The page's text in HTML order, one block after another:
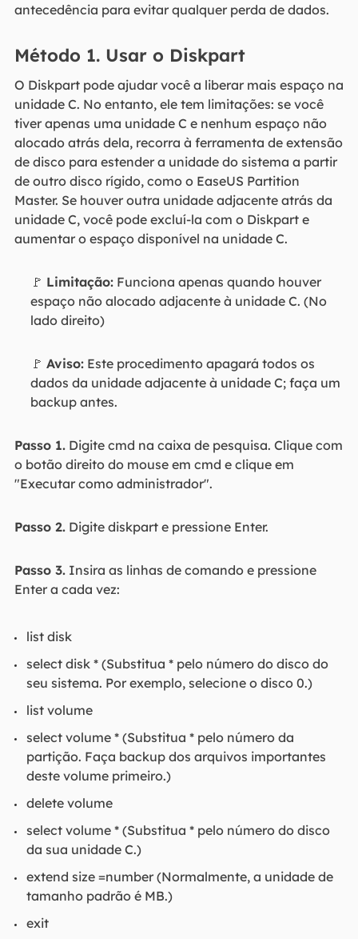
antecedência para evitar qualquer perda de dados.
Método 1. Usar o Diskpart
O Diskpart pode ajudar você a liberar mais espaço na
unidade C. No entanto, ele tem limitações: se você
tiver apenas uma unidade C e nenhum espaço não
alocado atrás dela, recorra à ferramenta de extensão
de disco para estender a unidade do sistema a partir
de outro disco rígido, como o EaseUS Partition
Master. Se houver outra unidade adjacente atrás da
unidade C, você pode excluí-la com o Diskpart e
aumentar o espaço disponível na unidade C.
🚩 Limitação:Funciona apenas quando houver
espaço não alocado adjacente à unidade C. (No
lado direito)
🚩 Aviso:Este procedimento apagará todos os
dados da unidade adjacente à unidade C; faça um
backup antes.
Passo 1.Digite cmd na caixa de pesquisa. Clique com
o botão direito do mouse em cmd e clique em
"Executar como administrador".
Passo 2.Digite diskpart e pressione Enter.
Passo 3.Insira as linhas de comando e pressione
Enter a cada vez:
list disk
select disk * (Substitua * pelo número do disco do
seu sistema. Por exemplo, selecione o disco 0.)
list volume
select volume * (Substitua * pelo número da
partição. Faça backup dos arquivos importantes
deste volume primeiro.)
delete volume
select volume * (Substitua * pelo número do disco
da sua unidade C.)
extend size =number (Normalmente, a unidade de
tamanho padrão é MB.)
exit